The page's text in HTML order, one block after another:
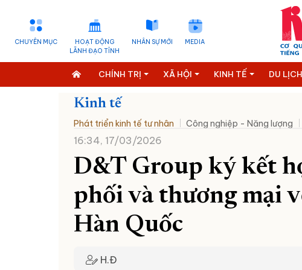
CHUYÊN MỤC
HOẠT ĐỘNG
LÃNH ĐẠO TỈNH
NHÂN SỰ MỚI MEDIA
CHÍNH TRỊ XÃ HỘI KINH TẾ DU LỊCH
Kinh tế
Phát triển kinh tế tư nhân Công nghiệp - Năng lượng
16:34, 17/03/2026
D&T Group ký kết
phối và thương mại
Hàn Quốc
H.Đ